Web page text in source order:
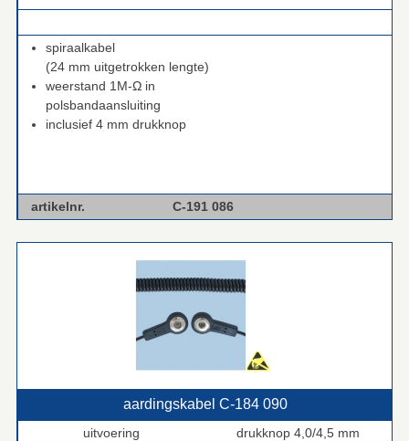
spiraalkabel
(24 mm uitgetrokken lengte)
weerstand 1M-Ω in
polsbandaansluiting
inclusief 4 mm drukknop
artikelnr. C-191 086
aardingskabel C‑184 090
uitvoering
drukknop 4,0/4,5 mm